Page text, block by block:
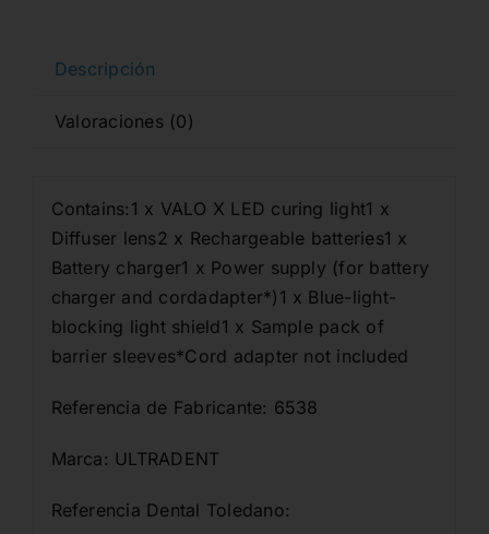
Descripción
Valoraciones (0)
Contains:1 x VALO X LED curing light1 x
Diffuser lens2 x Rechargeable batteries1 x
Battery charger1 x Power supply (for battery
charger and cordadapter*)1 x Blue-light-
blocking light shield1 x Sample pack of
barrier sleeves*Cord adapter not included
Referencia de Fabricante: 6538
Marca: ULTRADENT
Referencia Dental Toledano: